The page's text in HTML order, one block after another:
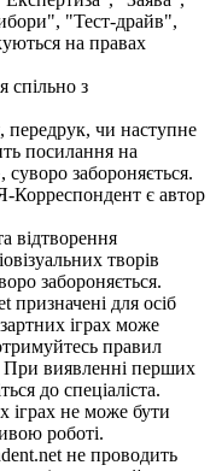
"Тест-драйв",
на правах
спільно з
передрук, чи наступне
посилання на
забороняється.
Корреспондент є автор
відтворення
творів
забороняється.
призначені для осіб
іграх може
правил
При виявленні перших
до спеціаліста.
іграх не може бути
роботі.
не проводить